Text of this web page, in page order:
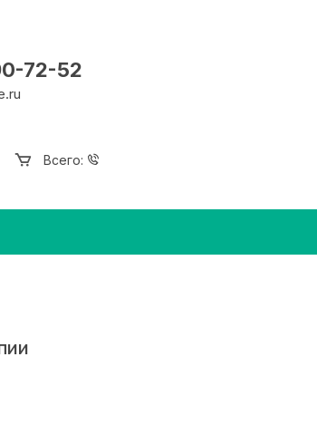
72-52
Всего: